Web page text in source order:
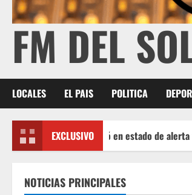
FM DEL
LOCALES EL PAIS POLITICA
EXCLUSIVO
se declaró en estado de alerta tras el cobro
NOTICIAS PRINCIPALES